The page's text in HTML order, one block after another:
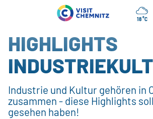
18 °C
HIGHLIGHTS
Industrie und Kultur gehören in
zusammen - diese Highlights
gesehen haben!